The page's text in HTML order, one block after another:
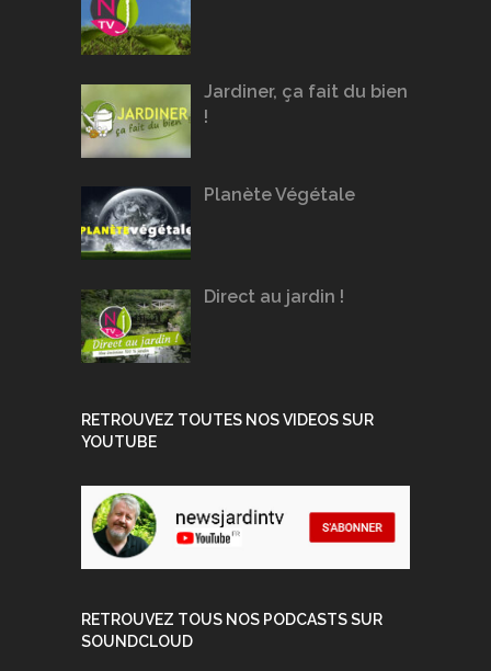
Jardiner, ça fait du bien
!
Planète Végétale
Direct au jardin !
RETROUVEZ TOUTES NOS VIDEOS SUR
YOUTUBE
RETROUVEZ TOUS NOS PODCASTS SUR
SOUNDCLOUD